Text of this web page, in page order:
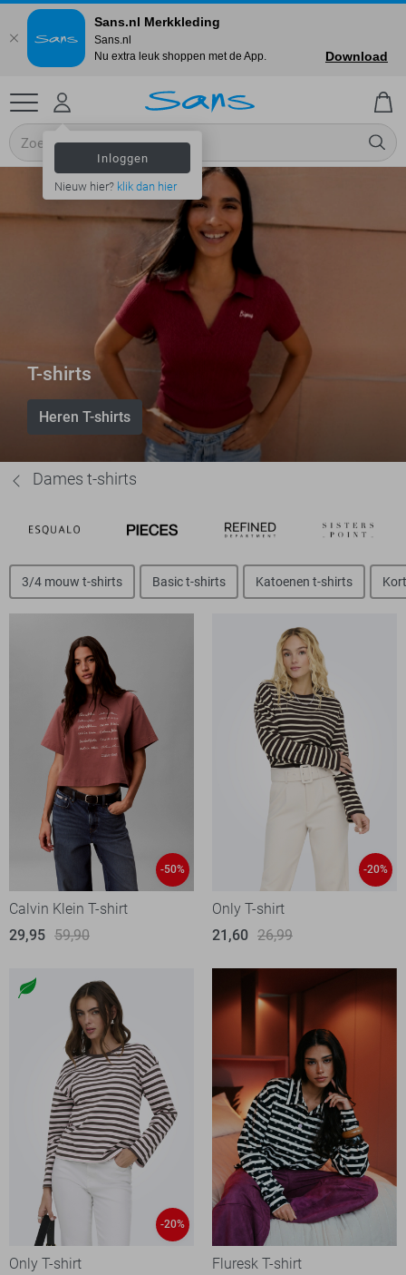
Inloggen
Nieuw hier? klik dan hier
T-shirts
Heren T-shirts
Dames t-shirts
3/4 mouw t-shirts Basic t-shirts Katoenen t-shirts
-50%
Calvin Klein T-shirt
29,95 59,90
-20%
Only T-shirt
21,60 26,99
-20%
Only T-shirt
Fluresk T-shirt
Sans.nl Merkkleding
Sans.nl
Nu extra leuk shoppen met de App.
Download